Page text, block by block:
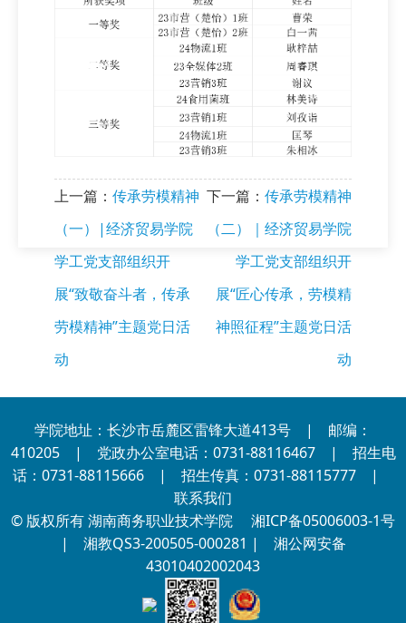
上一篇： 传承劳模精神
（一）|经济贸易学院
学工党支部组织开
展“致敬奋斗者，传承
劳模精神”主题党日活
动
下一篇： 传承劳模精神
（二）｜经济贸易学院
学工党支部组织开
展“匠心传承，劳模精
神照征程”主题党日活
动
学院地址：长沙市岳麓区雷锋大道413号 | 邮编：
410205 | 党政办公室电话：0731-88116467 | 招生电
话：0731-88115666 | 招生传真：0731-88115777 |
联系我们
© 版权所有 湖南商务职业技术学院
湘ICP备05006003-1号
| 湘教QS3-200505-000281 | 湘公网安备
43010402002043